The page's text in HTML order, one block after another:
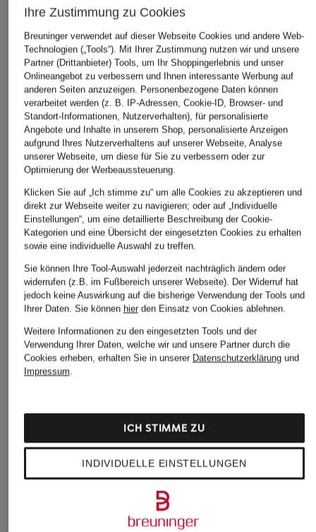
FALKE
Sneakersocken
FALKE
2er-Pack Socken
SOFTMERINO
36 €
FALKE
Sneakersocken
HAPPY
Ihre Zustimmung zu Cookies
Breuninger verwendet auf dieser Webseite Cookies und andere Web-
Technologien („Tools“). Mit Ihrer Zustimmung nutzen wir und unsere
Partner (Drittanbieter) Tools, um Ihr Shoppingerlebnis und unser
Onlineangebot zu verbessern und Ihnen interessante Werbung auf
anderen Seiten anzuzeigen. Personenbezogene Daten können
verarbeitet werden (z. B. IP-Adressen, Cookie-ID, Browser- und
Standort-Informationen, Nutzerverhalten), für personalisierte
Angebote und Inhalte in unserem Shop, personalisierte Anzeigen
aufgrund Ihres Nutzerverhaltens auf unserer Webseite, Analyse
unserer Webseite, um diese für Sie zu verbessern oder zur
Optimierung der Werbeaussteuerung.
Klicken Sie auf „Ich stimme zu“ um alle Cookies zu akzeptieren und
direkt zur Webseite weiter zu navigieren; oder auf „Individuelle
Einstellungen“, um eine detaillierte Beschreibung der Cookie-
Kategorien und eine Übersicht der eingesetzten Cookies zu erhalten
sowie eine individuelle Auswahl zu treffen.
Sie können Ihre Tool-Auswahl jederzeit nachträglich ändern oder
widerrufen (z.B. im Fußbereich unserer Webseite). Der Widerruf hat
jedoch keine Auswirkung auf die bisherige Verwendung der Tools und
Ihrer Daten. Sie können hierden Einsatz von Cookies ablehnen.
Weitere Informationen zu den eingesetzten Tools und der
Verwendung Ihrer Daten, welche wir und unsere Partner durch die
Cookies erheben, erhalten Sie in unserer Datenschutzerklärungund
Impressum.
INDIVIDUELLE EINSTELLUNGEN
ICH STIMME ZU